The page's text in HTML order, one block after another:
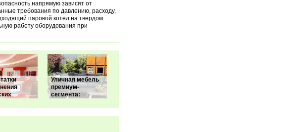
напрямую зависят от
требования по давлению, расходу,
паровой котел на твердом
работу оборудования при
Уличная мебель
премиум-
сегмента: